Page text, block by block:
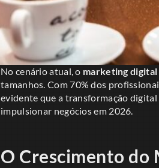
No cenário atual, o marketing digital
tamanhos. Com 70% dos
evidente que a transformação digital
impulsionar negócios em 2026.
O Crescimento